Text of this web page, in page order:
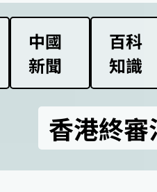
中國
新聞
百科
知識
香港終